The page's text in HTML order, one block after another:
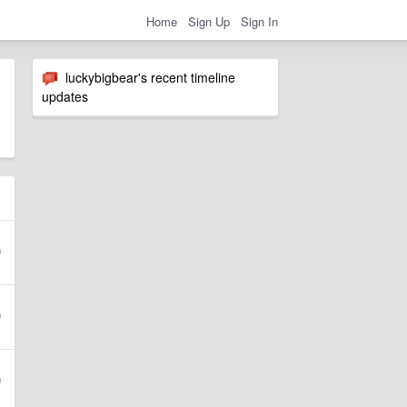
Home Sign Up Sign In
luckybigbear's recent timeline
updates